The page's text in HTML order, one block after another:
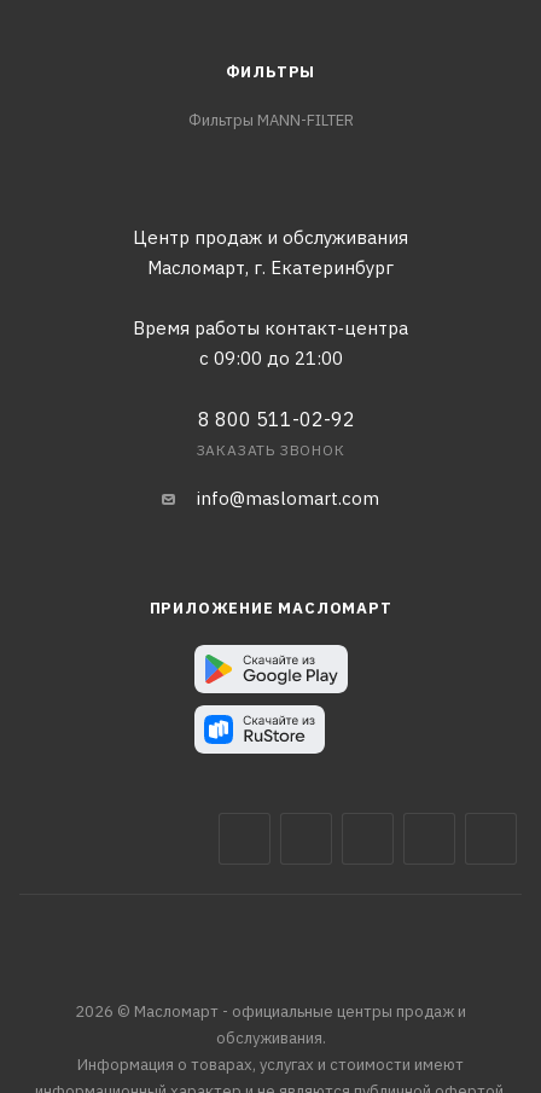
ФИЛЬТРЫ
Фильтры MANN-FILTER
Центр продаж и обслуживания
Масломарт, г. Екатеринбург
Время работы контакт-центра
с 09:00 до 21:00
8 800 511-02-92
ЗАКАЗАТЬ ЗВОНОК
info@maslomart.com
ПРИЛОЖЕНИЕ МАСЛОМАРТ
2026 © Масломарт - официальные центры продаж и
обслуживания.
Информация о товарах, услугах и стоимости имеют